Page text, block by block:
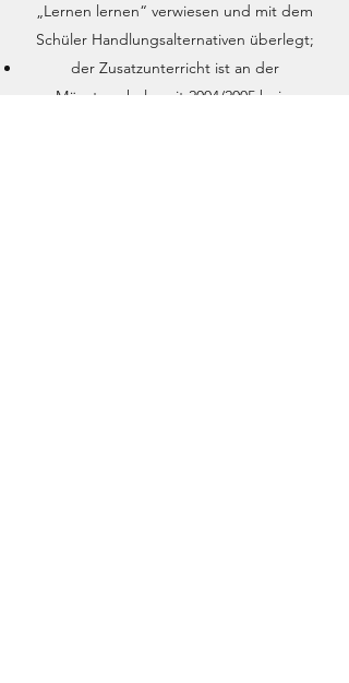
„Lernen lernen“ verwiesen und mit dem
Schüler Handlungsalternativen überlegt;
der Zusatzunterricht ist an der
Münsterschule seit 2004/2005 beim